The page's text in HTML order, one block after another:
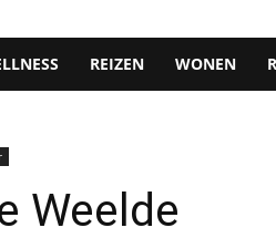
REIZEN WONEN
Weelde